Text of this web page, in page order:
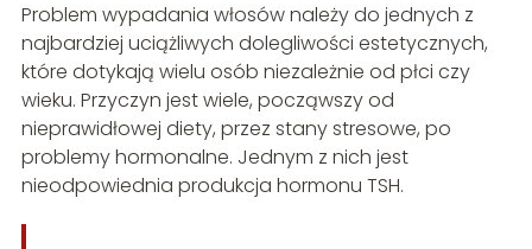
Problem wypadania włosów należy do jednych z
najbardziej uciążliwych dolegliwości estetycznych,
które dotykają wielu osób niezależnie od płci czy
wieku. Przyczyn jest wiele, począwszy od
nieprawidłowej diety, przez stany stresowe, po
problemy hormonalne. Jednym z nich jest
nieodpowiednia produkcja hormonu TSH.